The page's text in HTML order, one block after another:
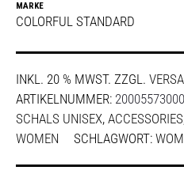
MARKE
COLORFUL STANDARD
INKL. 20 % MWST. ZZGL.
ARTIKELNUMMER:
SCHALS UNISEX, ACCESSORIES
WOMEN
SCHLAGWORT: